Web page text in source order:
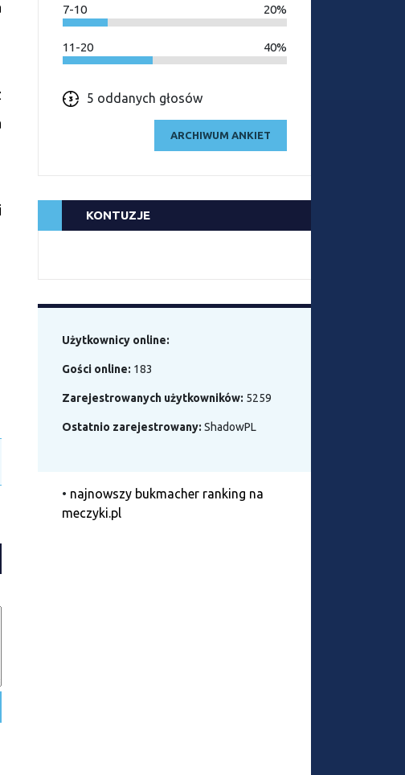
7-10 20%
11-20 40%
5 oddanych głosów
ARCHIWUM ANKIET
KONTUZJE
Użytkownicy online:
Gości online: 183
Zarejestrowanych użytkowników: 5259
Ostatnio zarejestrowany: ShadowPL
• najnowszy bukmacher ranking na
meczyki.pl